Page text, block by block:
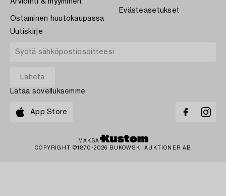
Arviointi & myyminen
Ostaminen huutokaupassa
Evästeasetukset
Uutiskirje
Lataa sovelluksemme
App Store
MAKSA
COPYRIGHT ©1870-2026 BUKOWSKI AUKTIONER AB